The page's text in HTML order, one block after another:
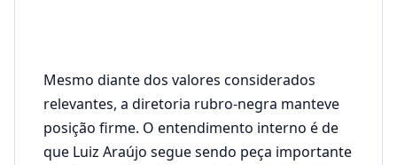
Mesmo diante dos valores considerados
relevantes, a diretoria rubro-negra manteve
posição firme. O entendimento interno é de
que Luiz Araújo segue sendo peça importante